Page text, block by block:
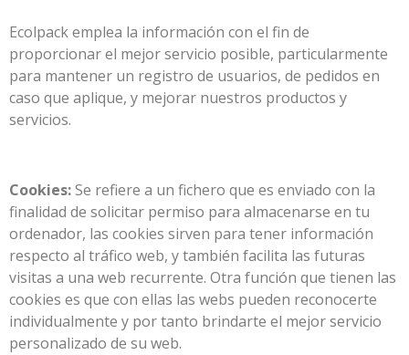
Ecolpack emplea la información con el fin de
proporcionar el mejor servicio posible, particularmente
para mantener un registro de usuarios, de pedidos en
caso que aplique, y mejorar nuestros productos y
servicios.
Cookies:Se refiere a un fichero que es enviado con la
finalidad de solicitar permiso para almacenarse en tu
ordenador, las cookies sirven para tener información
respecto al tráfico web, y también facilita las futuras
visitas a una web recurrente. Otra función que tienen las
cookies es que con ellas las webs pueden reconocerte
individualmente y por tanto brindarte el mejor servicio
personalizado de su web.